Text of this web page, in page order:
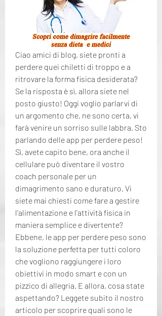
Ciao amici di blog, siete pronti a
perdere quei chiletti di troppo e a
ritrovare la forma fisica desiderata?
Se la risposta è sì, allora siete nel
posto giusto! Oggi voglio parlarvi di
un argomento che, ne sono certa, vi
farà venire un sorriso sulle labbra. Sto
parlando delle app per perdere peso!
Sì, avete capito bene, ora anche il
cellulare può diventare il vostro
coach personale per un
dimagrimento sano e duraturo. Vi
siete mai chiesti come fare a gestire
l'alimentazione e l'attività fisica in
maniera semplice e divertente?
Ebbene, le app per perdere peso sono
la soluzione perfetta per tutti coloro
che vogliono raggiungere i loro
obiettivi in modo smart e con un
pizzico di allegria. E allora, cosa state
aspettando? Leggete subito il nostro
articolo per scoprire quali sono le